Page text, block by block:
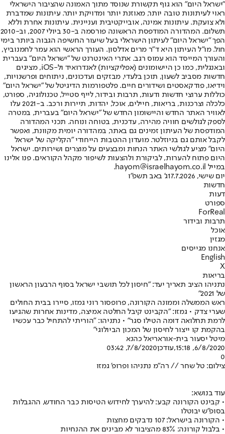
"ישראל היום" הוא גוף תקשורת שנוסד מתוך האמונה שהציבור הישראלי
ראוי לעיתונות טובה יותר, מאוזנת יותר ומדויקת יותר. עיתונות שמדברת
ולא צועקת. עיתונות אמינה, אובייקטיבית ועניינית. עיתונות אחרת וללא
תשלום. המהדורה המודפסת הראשונה פורסמה ב-30 ביולי 2007, וב-2010
הפך "ישראל היום" לעיתון הישראלי בעל שיעור החשיפה הגבוה ביותר בימי
חול. מו"ל העיתון היא ד"ר מרים אדלסון. העורך הראשי הוא עמר לחמנוביץ,
והעורך המייסד הוא עמוס רגב. אתרי האינטרנט של "ישראל היום" בעברית
ובאנגלית, כמו כן היישומונים (אפליקציות) לאנדרואיד ול-iOS, מציגים
חדשות מסביב לשעון, תוכן בלעדי, מבזקים ועדכונים, ניתוחים ופרשנויות,
וידיאו, פודקאסטים ושידורים חיים. פלטפורמות הדיגיטל של "ישראל היום"
כוללות ערוצי חדשות ודעות, תרבות ובידור, לייף סטייל, טכנולוגיה, ספורט,
כלכלה וצרכנות, בריאות, חיילים, אוכל, יהדות, תיירות ורכב. ב-2021 עלו
לאוויר האתר החדש והיישומון החדש של "ישראל היום" בעברית, במטרה
לספק לגולשים חוויה מהירה, עדכנית, בטוחה ונוחה. תכני המהדורה
המודפסת של העיתון זמינים גם באתר, במהדורה יומית מקוונת, ואפשר
לקבל אותם גם בניוזלטר. מועדון ההטבות הייחודי "הקליקה של ישראל
היום" מציע לגולשי האתר הנחות ומבצעים על מוצרים ושירותים. ישראל
היום פתוח להערות, לביקורת ולהצעות לשיפור מקהל הקוראים. פנו אלינו
במייל hayom@israelhayom.co.il.
יום שישי, 17.7.2026
ג' באב תשפ"ו
חדשות
דעות
ספורט
ForReal
תרבות ובידור
אוכל
מגזין
אנחנו מגייסים
English
X
בריאות
נתניהו הציב תאריך יעד: "חיסון לכל תושבי ישראל בסוף הרבעון הראשון
של 2021"
ראש הממשלה וממונה הקורונה, פרופסור רוני גמזו, סיירו בבית החולים
שערי צדק • גמזו: "הקבינט קיבל החלטה אמיצה, מדינות אחרות שהגיעו
לרמת תחלואה דומה הטילו סגר" • נתניהו: "הוריתי להתחיל כבר עכשיו
בהקמת קו ייצור לחיסון של המכון הביולוגי"
מיטל יסעור בית-אוראריאל כהנא
6/8/2020, 15:18
,עודכן7/8/2020, 03:42
0
צילום: טל שחר // רה"מ נתניהו ופרופ' גמזו
עוד בנושא:
• קבינט הקורונה קבע: להיערך לחידוש הטיסות כבר החודש, ההגבלות
בסופ"ש יבוטלו
• הקורונה בישראל: 107 נדבקים מחצות
• בלבול קורונה: 83% מהציבור לא מבינים את ההנחיות